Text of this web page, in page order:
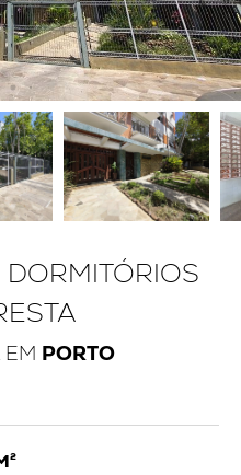
EM PORTO